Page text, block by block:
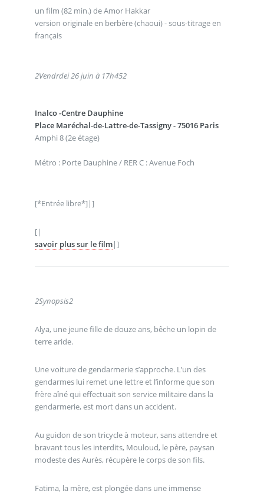
un film (82 min.) de Amor Hakkar
version originale en berbère (chaoui) - sous-titrage en
français
2Vendrdei 26 juin à 17h452
Inalco -Centre Dauphine
Place Maréchal-de-Lattre-de-Tassigny - 75016 Paris
Amphi 8 (2e étage)
Métro : Porte Dauphine / RER C : Avenue Foch
[*Entrée libre*]|]
[|
savoir plus sur le film|]
2Synopsis2
Alya, une jeune fille de douze ans, bêche un lopin de
terre aride.
Une voiture de gendarmerie s’approche. L’un des
gendarmes lui remet une lettre et l’informe que son
frère aîné qui effectuait son service militaire dans la
gendarmerie, est mort dans un accident.
Au guidon de son tricycle à moteur, sans attendre et
bravant tous les interdits, Mouloud, le père, paysan
modeste des Aurès, récupère le corps de son fils.
Fatima, la mère, est plongée dans une immense